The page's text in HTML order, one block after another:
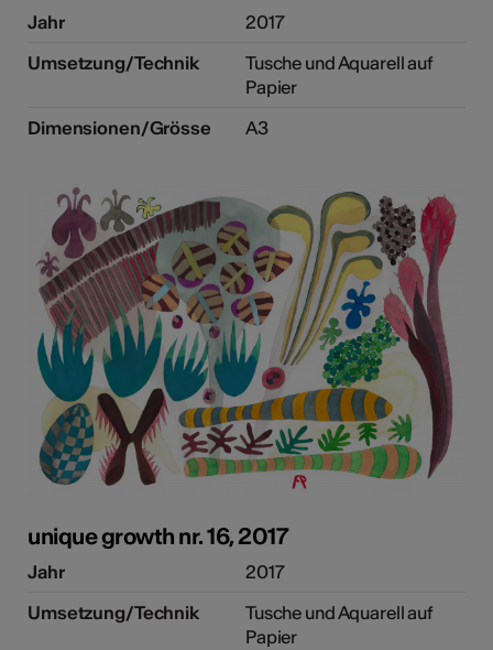
Jahr
2017
Umsetzung/Technik
Tusche und Aquarell auf
Papier
Dimensionen/Grösse
A3
unique growth nr. 16, 2017
Jahr
2017
Umsetzung/Technik
Tusche und Aquarell auf
Papier